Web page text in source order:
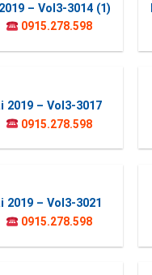
– Vol3-3014 (1)
0915.278.598
2019 – Vol3-3017
0915.278.598
2019 – Vol3-3021
0915.278.598